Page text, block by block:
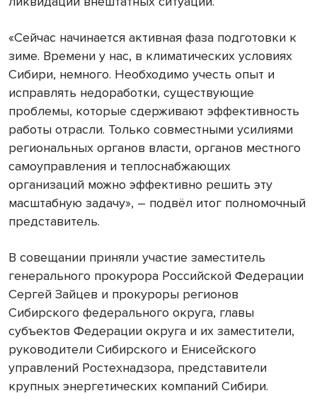
«Сейчас начинается активная фаза подготовки к
зиме. Времени у нас, в климатических условиях
Сибири, немного. Необходимо учесть опыт и
исправлять недоработки, существующие
проблемы, которые сдерживают эффективность
работы отрасли. Только совместными усилиями
региональных органов власти, органов местного
самоуправления и теплоснабжающих
организаций можно эффективно решить эту
масштабную задачу», – подвёл итог полномочный
представитель.
В совещании приняли участие заместитель
генерального прокурора Российской Федерации
Сергей Зайцев и прокуроры регионов
Сибирского федерального округа, главы
субъектов Федерации округа и их заместители,
руководители Сибирского и Енисейского
управлений Ростехнадзора, представители
крупных энергетических компаний Сибири.